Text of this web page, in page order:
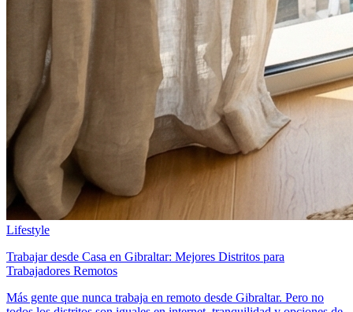
Lifestyle
Trabajar desde Casa en Gibraltar: Mejores Distritos para
Trabajadores Remotos
Más gente que nunca trabaja en remoto desde Gibraltar. Pero no